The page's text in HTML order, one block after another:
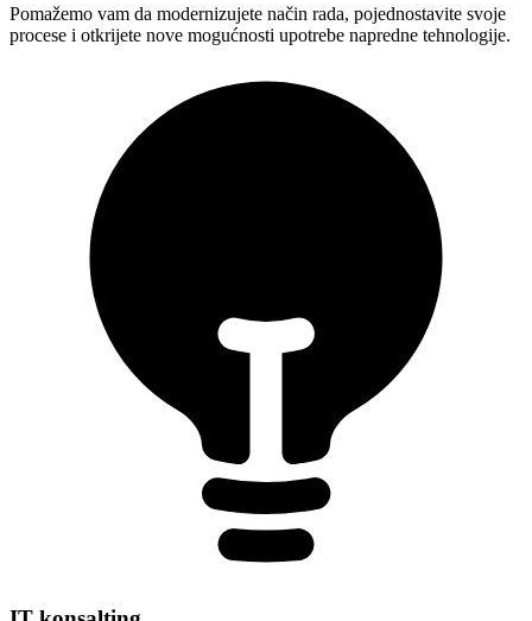
Pomažemo vam da modernizujete način rada, pojednostavite svoje
procese i otkrijete nove mogućnosti upotrebe napredne tehnologije.